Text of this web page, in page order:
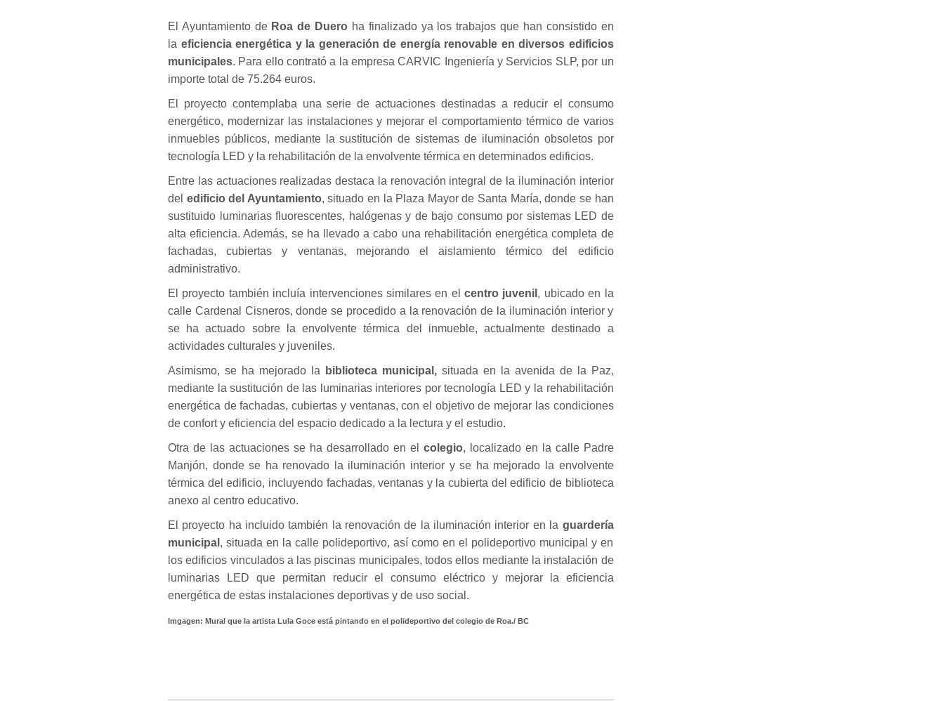
El Ayuntamiento deRoa de Duero ha finalizado ya los trabajos que han consistido en
la eficiencia energética y la generación de energía renovable en diversos edificios
municipales. Para ello contrató a la empresa CARVIC Ingeniería y Servicios SLP, por un
importe total de 75.264 euros.
El proyecto contemplaba una serie de actuaciones destinadas a reducir el consumo
energético, modernizar las instalaciones y mejorar el comportamiento térmico de varios
inmuebles públicos, mediante la sustitución de sistemas de iluminación obsoletos por
tecnología LED y la rehabilitación de la envolvente térmica en determinados edificios.
Entre las actuaciones realizadas destaca la renovación integral de la iluminación interior
del edificio del Ayuntamiento, situado en la Plaza Mayor de Santa María, donde se han
sustituido luminarias fluorescentes, halógenas y de bajo consumo por sistemas LED de
alta eficiencia. Además, se ha llevado a cabo una rehabilitación energética completa de
fachadas, cubiertas y ventanas, mejorando el aislamiento térmico del edificio
administrativo.
El proyecto también incluía intervenciones similares en el centro juvenil , ubicado en la
calle Cardenal Cisneros, donde se procedido a la renovación de la iluminación interior y
se ha actuado sobre la envolvente térmica del inmueble, actualmente destinado a
actividades culturales y juveniles.
Asimismo, se ha mejorado la biblioteca municipal,situada en la avenida de la Paz,
mediante la sustitución de las luminarias interiores por tecnología LED y la rehabilitación
energética de fachadas, cubiertas y ventanas, con el objetivo de mejorar las condiciones
de confort y eficiencia del espacio dedicado a la lectura y el estudio.
Otra de las actuaciones se ha desarrollado en el colegio, localizado en la calle Padre
Manjón, donde se ha renovado la iluminación interior y se ha mejorado la envolvente
térmica del edificio, incluyendo fachadas, ventanas y la cubierta del edificio de biblioteca
anexo al centro educativo.
El proyecto ha incluido también la renovación de la iluminación interior en la guardería
municipal , situada en la calle polideportivo, así como en el polideportivo municipal y en
los edificios vinculados a las piscinas municipales, todos ellos mediante la instalación de
luminarias LED que permitan reducir el consumo eléctrico y mejorar la eficiencia
energética de estas instalaciones deportivas y de uso social.
Imgagen: Mural que la artista Lula Goce está pintando en el polideportivo del colegio de Roa./ BC